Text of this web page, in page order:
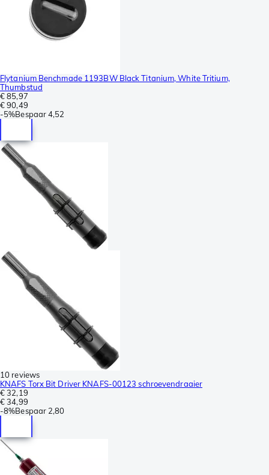
Flytanium Benchmade 1193BW Black Titanium, White Tritium,
Thumbstud
€ 85,97
€ 90,49
-5%Bespaar4,52
10 reviews
KNAFS Torx Bit Driver KNAFS-00123 schroevendraaier
€ 32,19
€ 34,99
-8%Bespaar 2,80